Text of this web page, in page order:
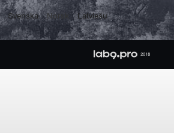
Svenska Norsk Latviešu
2018